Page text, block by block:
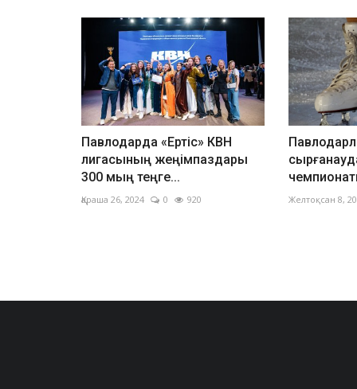
Павлодарда «Ертіс» КВН
лигасының жеңімпаздары
300 мың теңге...
Қараша 26, 2024 0 920 Желтоқсан 8,